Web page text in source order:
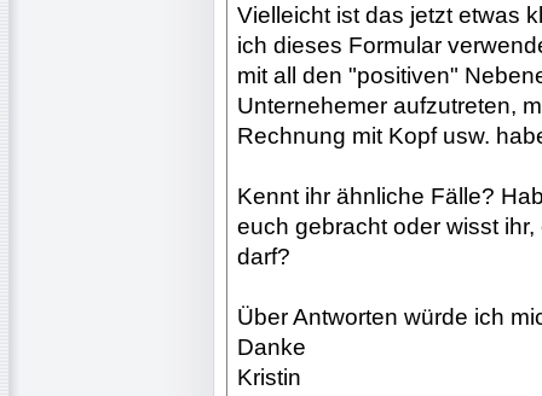
Vielleicht ist das jetzt etwas
ich dieses Formular
mit all den "positiven"
Unternehemer aufzutreten,
Rechnung mit Kopf usw.
Kennt ihr ähnliche Fälle?
euch gebracht oder wisst
darf?
Über Antworten würde ich
Danke
Kristin